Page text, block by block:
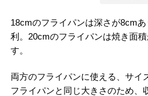
18cmのフライパンは深さが8cm
利。20cmのフライパンは焼き面
す。
両方のフライパンに使える、サイ
フライパンと同じ大きさのため、